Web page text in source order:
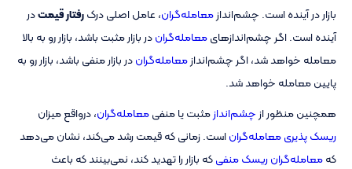
بازار در آینده است. چشم‌اندازمعامله‌گران، عامل اصلی درکرفتار قیمتدر
آینده است. اگر چشم‌اندازهایمعامله‌گراندر بازار مثبت باشد، بازار رو به بالا
معامله خواهد شد، اگر چشم‌اندازمعامله‌گراندر بازار منفی باشد، بازار رو به
پایین معامله خواهد شد.
همچنین منظور از چشم‌اندازمثبت یا منفیمعامله‌گران، درواقع میزان
ریسک پذیریمعامله‌گراناست. زمانی که قیمت رشد می‌کند، نشان می‌دهد
کهمعامله‌گرانریسک منفیکه بازار را تهدید کند، نمی‌بینند که باعث